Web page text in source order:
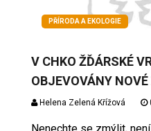
PŘÍRODA A EKOLOGIE
V CHKO ŽĎÁRSKÉ
OBJEVOVÁNY
Helena Zelená Křížová
Nenechte se zmýlit,